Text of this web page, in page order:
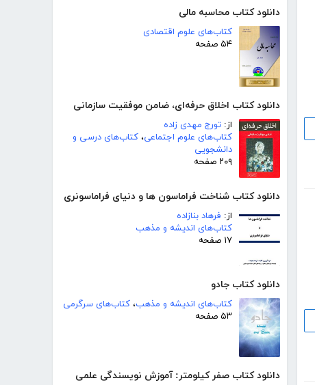
دانلود کتاب محاسبه مالی
کتاب‌های علوم اقتصادی
۵۴ صفحه
دانلود کتاب اخلاق حرفه‌ای، ضامن موفقیت سازمانی
از: تورج مهدی زاده
کتاب‌های علوم اجتماعی، کتاب‌های درسی و
دانشجویی
۲۰۹ صفحه
دانلود کتاب شناخت فراماسون ها و دنیای فراماسونری
از: فرهاد بنازاده
کتاب‌های اندیشه و مذهب
۱۷ صفحه
دانلود کتاب جادو
کتاب‌های اندیشه و مذهب، کتاب‌های سرگرمی
۵۳ صفحه
دانلود کتاب صفر کیلومتر: آموزش نویسندگی علمی